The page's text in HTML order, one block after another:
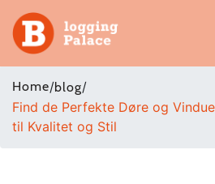
Adventure
Business
Home/blog/
Find de Perfekte Døre og
til Kvalitet og Stil